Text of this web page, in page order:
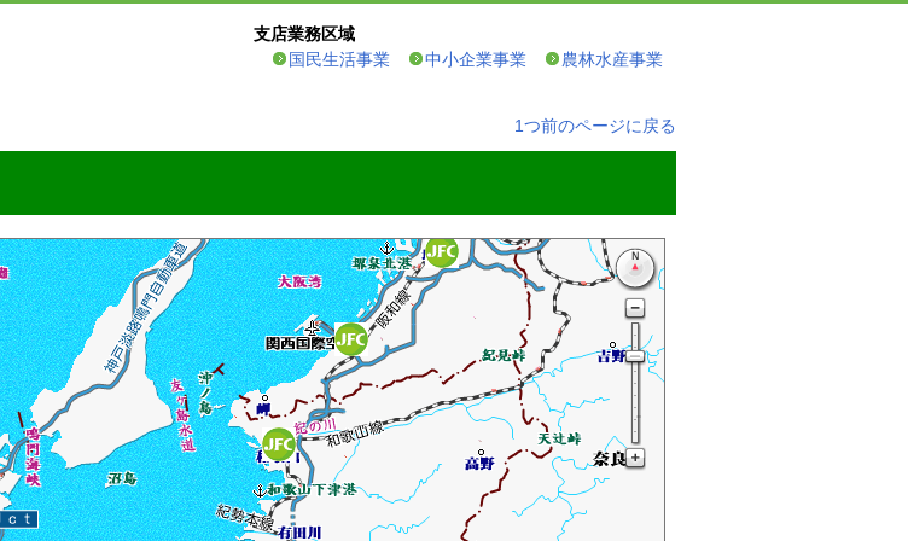
支店業務区域
国民生活事業
中小企業事業 農林水産事業
1つ前のページに戻る